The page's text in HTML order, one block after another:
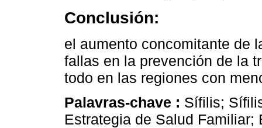
Conclusión:
el aumento concomitante de
fallas en la prevención de la
todo en las regiones con
Palavras-chave : Sífilis;
Estrategia de Salud Familiar;